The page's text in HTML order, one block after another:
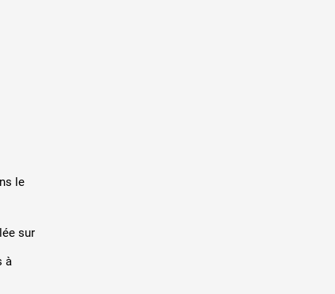
le
sur
à